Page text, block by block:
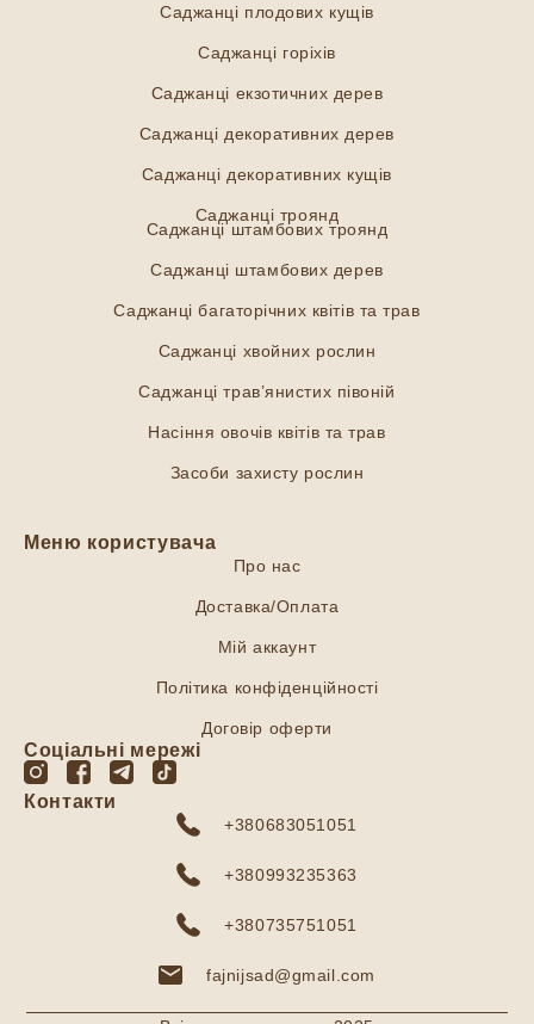
Саджанці плодових кущів
Саджанці горіхів
Саджанці екзотичних дерев
Саджанці декоративних дерев
Саджанці декоративних кущів
Саджанці троянд
Саджанці штамбових троянд
Саджанці штамбових дерев
Саджанці багаторічних квітів та трав
Саджанці хвойних рослин
Саджанці трав’янистих півоній
Насіння овочів квітів та трав
Засоби захисту рослин
Меню користувача
Про нас
Доставка/Оплата
Мій аккаунт
Політика конфіденційності
Договір оферти
Соціальні мережі
Контакти
+380683051051
+380993235363
+380735751051
fajnijsad@gmail.com